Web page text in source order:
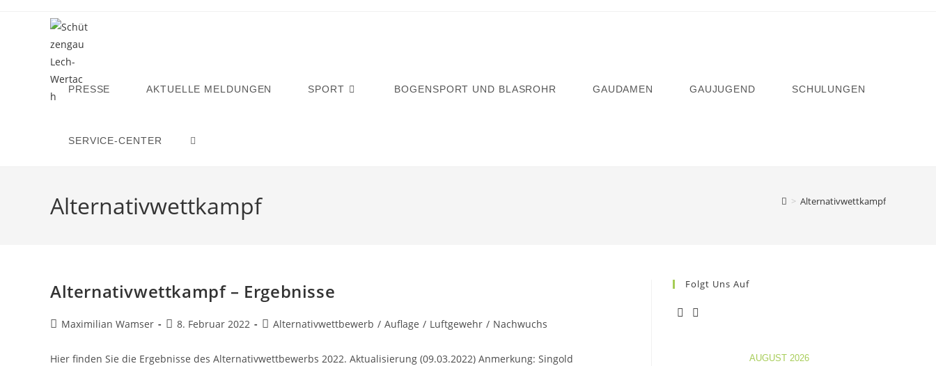
PRESSE AKTUELLE MELDUNGEN SPORT BOGENSPORT UND BLASROHR GAUDAMEN GAUJUGEND SCHULUNGEN
SERVICE-CENTER WEBSITE-
Alternativwettkampf > Alternativwettkampf
Alternativwettkampf – Ergebnisse
Beitrags-
Maximilian Wamser
Beitrag
8. Februar 2022
Beitrags-
Alternativwettbewerb / Auflage / Luftgewehr / Nachwuchs
Hier finden Sie die Ergebnisse des Alternativwettbewerbs 2022. Aktualisierung (09.03.2022) Anmerkung: Singold
Folgt Uns Auf
AUGUST 2026